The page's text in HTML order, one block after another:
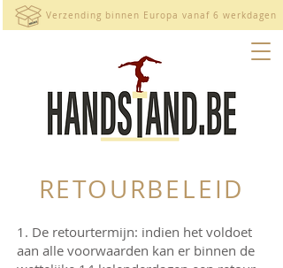
Verzending binnen Europa vanaf 6 werkdagen
RETOURBELEID
1. De retourtermijn: indien het voldoet
aan alle voorwaarden kan er binnen de